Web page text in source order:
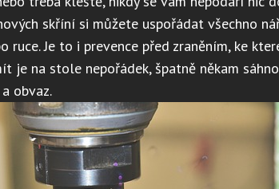
skříní si můžete uspořádat všechno
ruce. Je to i prevence před zraněním, ke
je na stole nepořádek, špatně někam
obvaz.